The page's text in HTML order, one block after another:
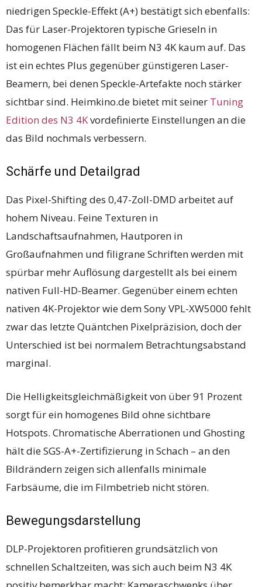
niedrigen Speckle-Effekt (A+) bestätigt sich ebenfalls:
Das für Laser-Projektoren typische Grieseln in
homogenen Flächen fällt beim N3 4K kaum auf. Das
ist ein echtes Plus gegenüber günstigeren Laser-
Beamern, bei denen Speckle-Artefakte noch stärker
sichtbar sind. Heimkino.de bietet mit seiner Tuning
Edition des N3 4Kvordefinierte Einstellungen an die
das Bild nochmals verbessern.
Schärfe und Detailgrad
Das Pixel-Shifting des 0,47-Zoll-DMD arbeitet auf
hohem Niveau. Feine Texturen in
Landschaftsaufnahmen, Hautporen in
Großaufnahmen und filigrane Schriften werden mit
spürbar mehr Auflösung dargestellt als bei einem
nativen Full-HD-Beamer. Gegenüber einem echten
nativen 4K-Projektor wie dem Sony VPL-XW5000 fehlt
zwar das letzte Quäntchen Pixelpräzision, doch der
Unterschied ist bei normalem Betrachtungsabstand
marginal.
Die Helligkeitsgleichmäßigkeit von über 91 Prozent
sorgt für ein homogenes Bild ohne sichtbare
Hotspots. Chromatische Aberrationen und Ghosting
hält die SGS-A+-Zertifizierung in Schach – an den
Bildrändern zeigen sich allenfalls minimale
Farbsäume, die im Filmbetrieb nicht stören.
Bewegungsdarstellung
DLP-Projektoren profitieren grundsätzlich von
schnellen Schaltzeiten, was sich auch beim N3 4K